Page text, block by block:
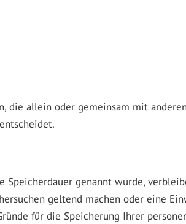
allein oder gemeinsam mit
genannt wurde,
geltend machen oder eine
für die Speicherung Ihrer